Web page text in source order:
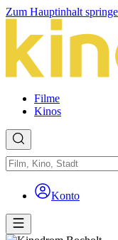
Zum Hauptinhalt
Filme
Kinos
Konto